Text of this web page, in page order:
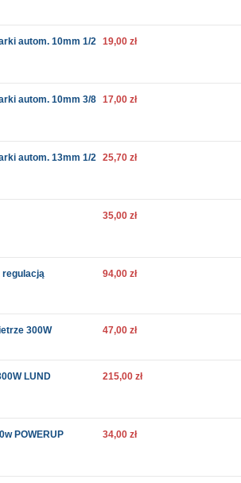
autom. 10mm 1/2 19,00 zł
autom. 10mm 3/8 17,00 zł
autom. 13mm 1/2 25,70 zł
35,00 zł
regulacją
94,00 zł
300W 47,00 zł
LUND 215,00 zł
POWERUP 34,00 zł